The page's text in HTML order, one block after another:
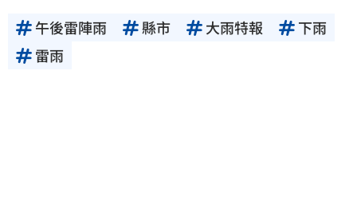
午後雷陣雨 縣市 大雨特報
下雨
雷雨